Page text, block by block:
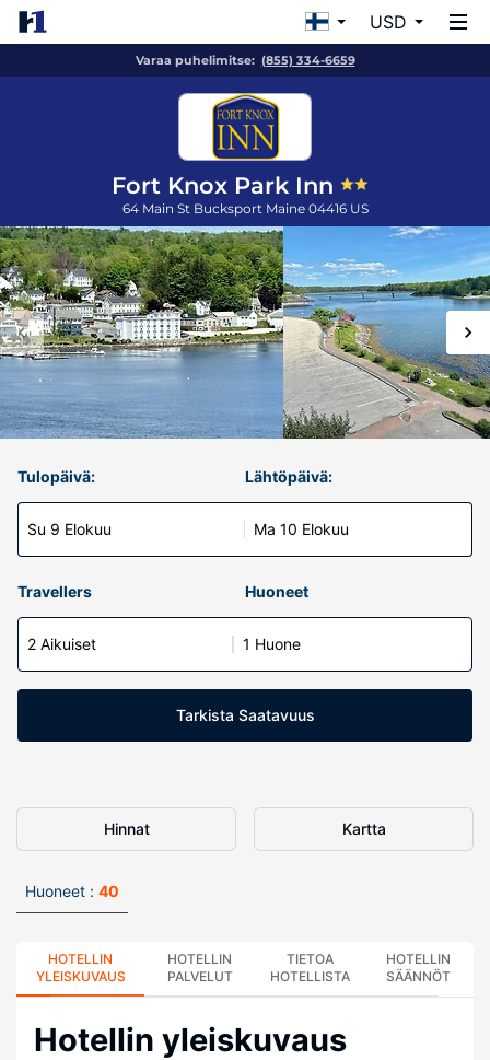
USD
Varaa puhelimitse: (855) 334-6659
Fort Knox Park Inn
64 Main St Bucksport Maine 04416 US
Tulopäivä:
Su 9 Elokuu
Lähtöpäivä:
Ma 10 Elokuu
Travellers Huoneet
2 Aikuiset 1 Huone
Tarkista Saatavuus
Hinnat Kartta
Huoneet : 40
HOTELLIN
YLEISKUVAUS
HOTELLIN
PALVELUT
TIETOA
HOTELLISTA
HOTELLIN
SÄÄNNÖT
Hotellin yleiskuvaus